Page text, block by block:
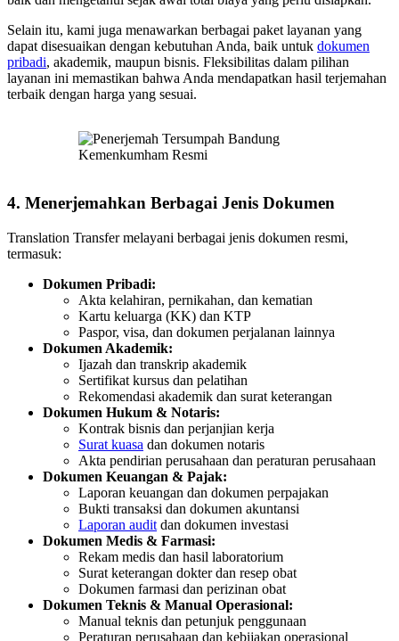
Selain itu, kami juga menawarkan berbagai paket layanan yang
dapat disesuaikan dengan kebutuhan Anda, baik untuk dokumen
pribadi, akademik, maupun bisnis. Fleksibilitas dalam pilihan
layanan ini memastikan bahwa Anda mendapatkan hasil terjemahan
terbaik dengan harga yang sesuai.
4. Menerjemahkan Berbagai Jenis Dokumen
Translation Transfer melayani berbagai jenis dokumen resmi,
termasuk:
Dokumen Pribadi:
Akta kelahiran, pernikahan, dan kematian
Kartu keluarga (KK) dan KTP
Paspor, visa, dan dokumen perjalanan lainnya
Dokumen Akademik:
Ijazah dan transkrip akademik
Sertifikat kursus dan pelatihan
Rekomendasi akademik dan surat keterangan
Dokumen Hukum & Notaris:
Kontrak bisnis dan perjanjian kerja
Surat kuasa dan dokumen notaris
Akta pendirian perusahaan dan peraturan perusahaan
Dokumen Keuangan & Pajak:
Laporan keuangan dan dokumen perpajakan
Bukti transaksi dan dokumen akuntansi
Laporan audit dan dokumen investasi
Dokumen Medis & Farmasi:
Rekam medis dan hasil laboratorium
Surat keterangan dokter dan resep obat
Dokumen farmasi dan perizinan obat
Dokumen Teknis & Manual Operasional:
Manual teknis dan petunjuk penggunaan
Peraturan perusahaan dan kebijakan operasional